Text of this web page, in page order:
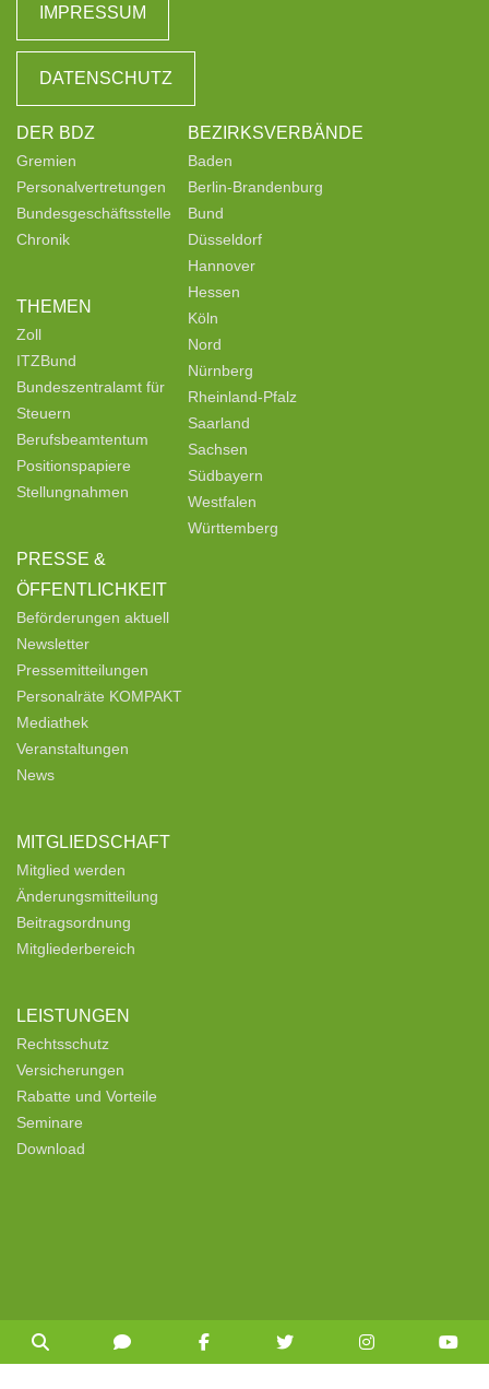
IMPRESSUM
DATENSCHUTZ
DER BDZ
Gremien
Personalvertretungen
Bundesgeschäftsstelle
Chronik
THEMEN
Zoll
ITZBund
Bundeszentralamt für
Steuern
Berufsbeamtentum
Positionspapiere
Stellungnahmen
PRESSE &
ÖFFENTLICHKEIT
Beförderungen aktuell
Newsletter
Pressemitteilungen
Personalräte KOMPAKT
Mediathek
Veranstaltungen
News
MITGLIEDSCHAFT
Mitglied werden
Änderungsmitteilung
Beitragsordnung
Mitgliederbereich
LEISTUNGEN
Rechtsschutz
Versicherungen
Rabatte und Vorteile
Seminare
Download
BEZIRKSVERBÄNDE
Baden
Berlin-Brandenburg
Bund
Düsseldorf
Hannover
Hessen
Köln
Nord
Nürnberg
Rheinland-Pfalz
Saarland
Sachsen
Südbayern
Westfalen
Württemberg